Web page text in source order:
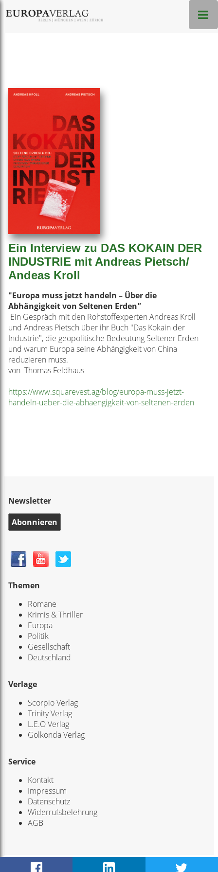
Ein Interview zu DAS KOKAIN DER
INDUSTRIE mit Andreas Pietsch/
Andeas Kroll
"Europa muss jetzt handeln – Über die
Abhängigkeit von Seltenen Erden"
Ein Gespräch mit den Rohstoffexperten Andreas Kroll
und Andreas Pietsch über ihr Buch "Das Kokain der
Industrie", die geopolitische Bedeutung Seltener Erden
und warum Europa seine Abhängigkeit von China
reduzieren muss.
von Thomas Feldhaus
https://www.squarevest.ag/blog/europa-muss-jetzt-
handeln-ueber-die-abhaengigkeit-von-seltenen-erden
Newsletter
Abonnieren
Themen
Romane
Krimis & Thriller
Europa
Politik
Gesellschaft
Deutschland
Verlage
Scorpio Verlag
Trinity Verlag
L.E.O Verlag
Golkonda Verlag
Service
Kontakt
Impressum
Datenschutz
Widerrufsbelehrung
AGB